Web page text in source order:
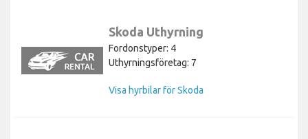
Skoda Uthyrning
Fordonstyper: 4
Uthyrningsföretag: 7
Visa hyrbilar för Skoda